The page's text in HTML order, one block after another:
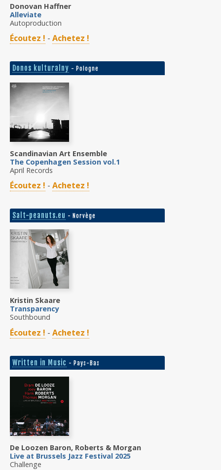
Donovan Haffner
Alleviate
Autoproduction
Écoutez ! - Achetez !
Donos kulturalny - Pologne
Scandinavian Art Ensemble
The Copenhagen Session vol.1
April Records
Écoutez ! - Achetez !
Salt-peanuts.eu - Norvège
Kristin Skaare
Transparency
Southbound
Écoutez ! - Achetez !
Written in Music - Pays-Bas
De Loozen Baron, Roberts & Morgan
Live at Brussels Jazz Festival 2025
Challenge